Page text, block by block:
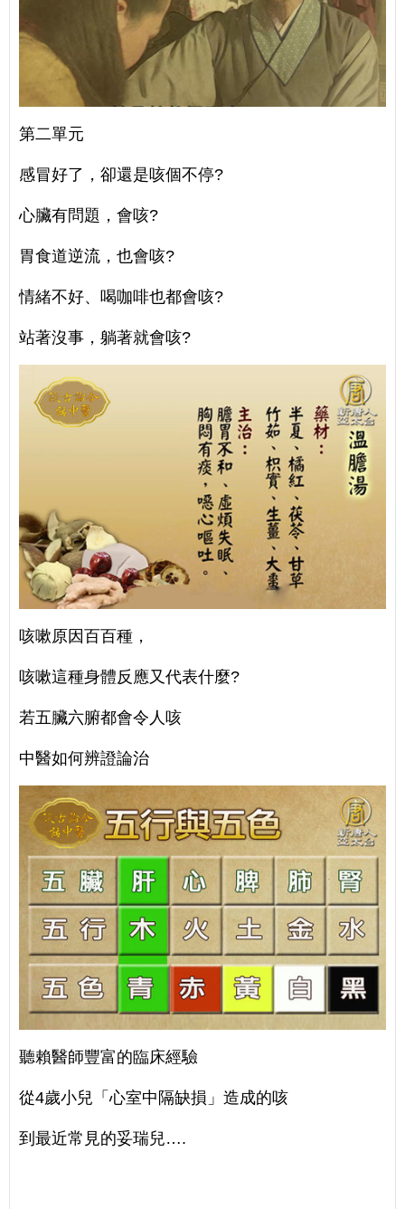
第二單元
感冒好了，卻還是咳個不停?
心臟有問題，會咳?
胃食道逆流，也會咳?
情緒不好、喝咖啡也都會咳?
站著沒事，躺著就會咳?
咳嗽原因百百種，
咳嗽這種身體反應又代表什麼?
若五臟六腑都會令人咳
中醫如何辨證論治
聽賴醫師豐富的臨床經驗
從4歲小兒「心室中隔缺損」造成的咳
到最近常見的妥瑞兒….